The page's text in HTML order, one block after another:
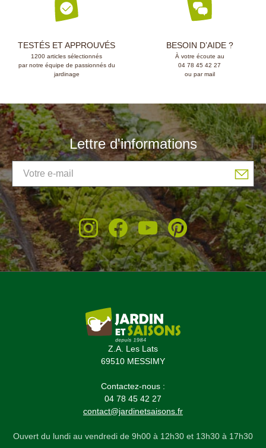
TESTÉS ET APPROUVÉS
1200 articles sélectionnés
par notre équipe de passionnés du
jardinage
BESOIN D’AIDE ?
À votre écoute au
04 78 45 42 27
ou par mail
Lettre d'informations
Z.A. Les Lats
69510 MESSIMY
Contactez-nous :
04 78 45 42 27
contact@jardinetsaisons.fr
Ouvert du lundi au vendredi de 9h00 à 12h30 et 13h30 à 17h30